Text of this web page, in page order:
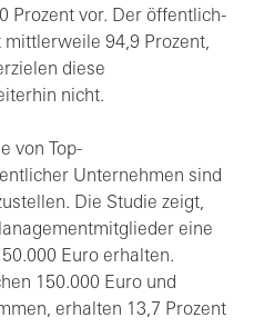
Prozent vor. Der öffentlich-
94,9 Prozent,
diese
nicht.
von Top-
Unternehmen sind
Die Studie zeigt,
eine
Euro erhalten.
150.000 Euro und
erhalten 13,7 Prozent